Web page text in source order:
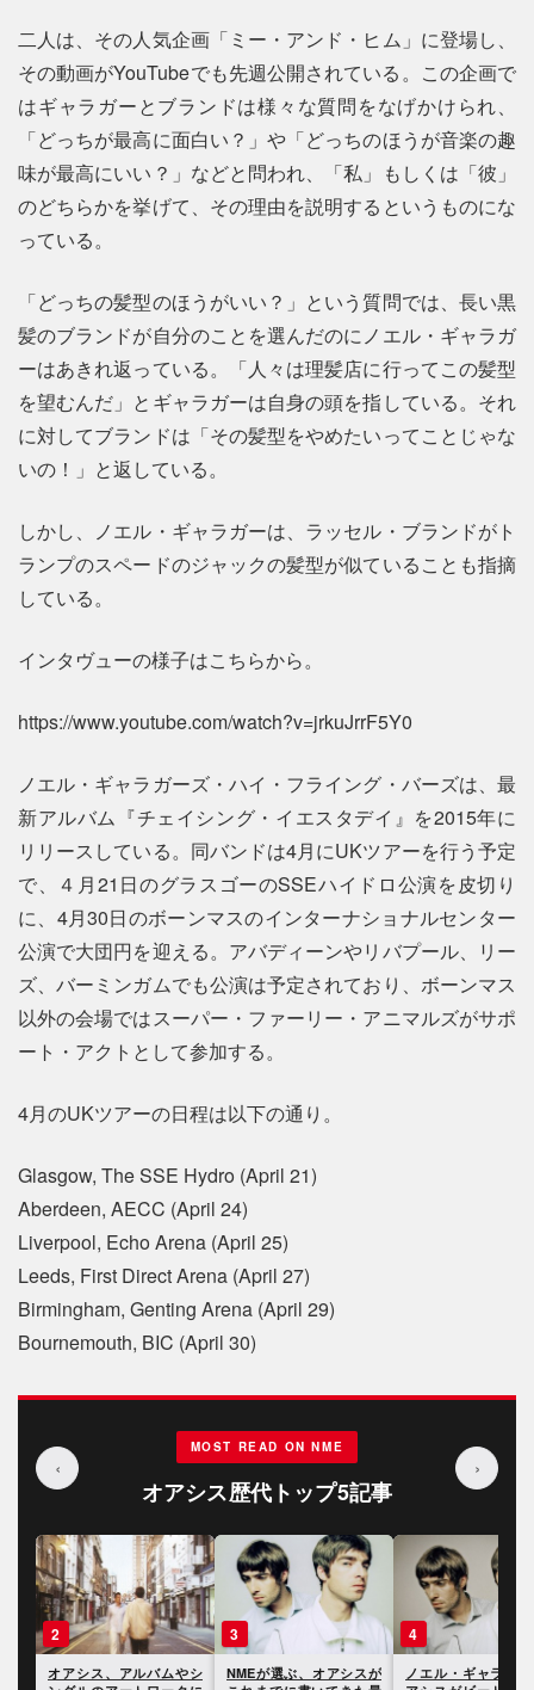
二人は、その人気企画「ミー・アンド・ヒム」に登場し、
その動画がYouTubeでも先週公開されている。この企画で
はギャラガーとブランドは様々な質問をなげかけられ、
「どっちが最高に面白い？」や「どっちのほうが音楽の趣
味が最高にいい？」などと問われ、「私」もしくは「彼」
のどちらかを挙げて、その理由を説明するというものにな
っている。
「どっちの髪型のほうがいい？」という質問では、長い黒
髪のブランドが自分のことを選んだのにノエル・ギャラガ
ーはあきれ返っている。「人々は理髪店に行ってこの髪型
を望むんだ」とギャラガーは自身の頭を指している。それ
に対してブランドは「その髪型をやめたいってことじゃな
いの！」と返している。
しかし、ノエル・ギャラガーは、ラッセル・ブランドがト
ランプのスペードのジャックの髪型が似ていることも指摘
している。
インタヴューの様子はこちらから。
https://www.youtube.com/watch?v=jrkuJrrF5Y0
ノエル・ギャラガーズ・ハイ・フライング・バーズは、最
新アルバム『チェイシング・イエスタデイ』を2015年に
リリースしている。同バンドは4月にUKツアーを行う予定
で、４月21日のグラスゴーのSSEハイドロ公演を皮切り
に、4月30日のボーンマスのインターナショナルセンター
公演で大団円を迎える。アバディーンやリバプール、リー
ズ、バーミンガムでも公演は予定されており、ボーンマス
以外の会場ではスーパー・ファーリー・アニマルズがサポ
ート・アクトとして参加する。
4月のUKツアーの日程は以下の通り。
Glasgow, The SSE Hydro (April 21)
Aberdeen, AECC (April 24)
Liverpool, Echo Arena (April 25)
Leeds, First Direct Arena (April 27)
Birmingham, Genting Arena (April 29)
Bournemouth, BIC (April 30)
‹
MOST READ ON NME
オアシス歴代トップ5記事
›
2
オアシス、アルバムやシ
3
NMEが選ぶ、オアシスが
4
ノエル・ギャラガー、